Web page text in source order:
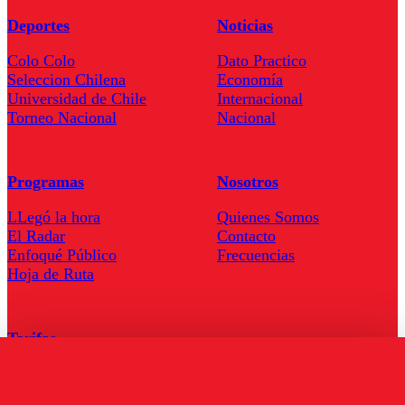
Deportes
Colo Colo
Seleccion Chilena
Universidad de Chile
Torneo Nacional
Noticias
Dato Practico
Economía
Internacional
Nacional
Programas
LLegó la hora
El Radar
Enfoqué Público
Hoja de Ruta
Nosotros
Quienes Somos
Contacto
Frecuencias
Tarifas